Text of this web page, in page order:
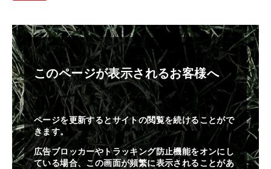
このページが表示されるお客様へ
ページを更新するとサイトの閲覧を続けることがで
きます。
広告ブロッカーやトラッキング防止機能をオンにし
ている場合、この画面が頻繁に表示されることがあ